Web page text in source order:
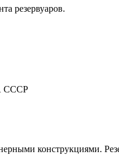
резервуаров.
СССР
конструкциями.